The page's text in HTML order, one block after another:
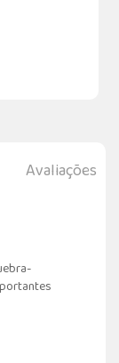
Avaliações